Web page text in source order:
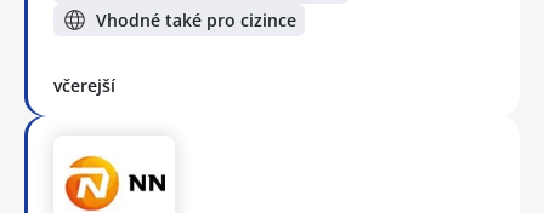
Vhodné také pro cizince
včerejší